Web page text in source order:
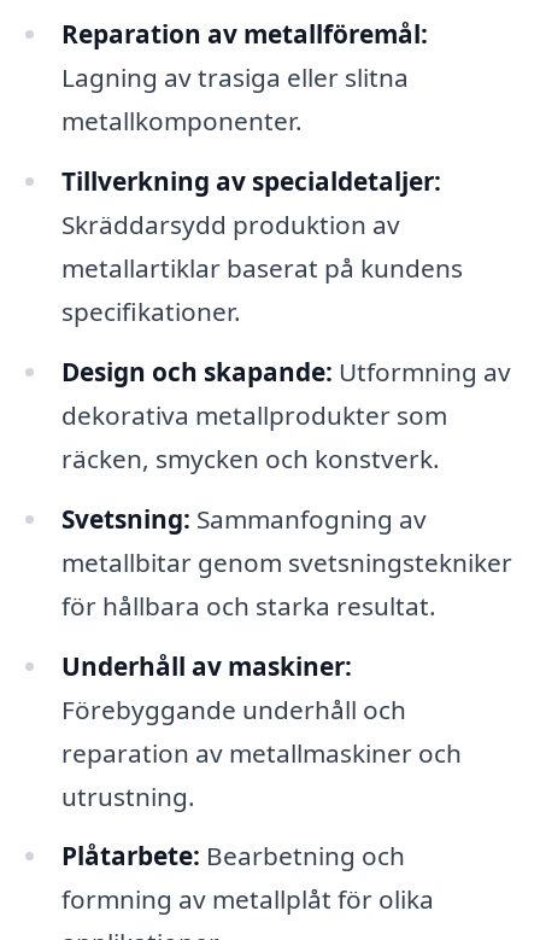
Reparation av metallföremål:
Lagning av trasiga eller slitna
metallkomponenter.
Tillverkning av specialdetaljer:
Skräddarsydd produktion av
metallartiklar baserat på kundens
specifikationer.
Design och skapande: Utformning av
dekorativa metallprodukter som
räcken, smycken och konstverk.
Svetsning: Sammanfogning av
metallbitar genom svetsningstekniker
för hållbara och starka resultat.
Underhåll av maskiner:
Förebyggande underhåll och
reparation av metallmaskiner och
utrustning.
Plåtarbete: Bearbetning och
formning av metallplåt för olika